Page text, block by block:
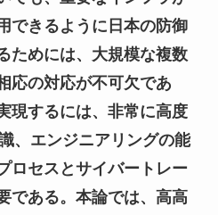
できるように日本の防御
ためには、大規模な複数
応の対応が不可欠であ
現するには、非常に高度
、エンジニアリングの能
ロセスとサイバートレー
である。本論では、高高